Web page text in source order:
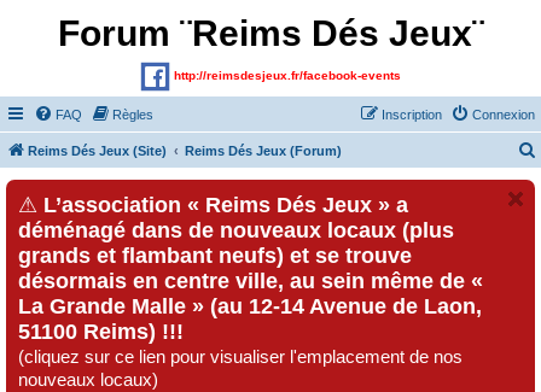
Forum ¨Reims Dés Jeux¨
http://reimsdesjeux.fr/facebook-events
FAQ Règles Connexion
Inscription
Reims Dés Jeux (Site) Reims Dés Jeux (Forum)
⚠ L’association « Reims Dés Jeux » a
déménagé dans de nouveaux locaux (plus
grands et flambant neufs) et se trouve
désormais en centre ville, au sein même de «
La Grande Malle » (au 12-14 Avenue de Laon,
51100 Reims) !!!
(cliquez sur ce lien pour visualiser l'emplacement de nos
nouveaux locaux)